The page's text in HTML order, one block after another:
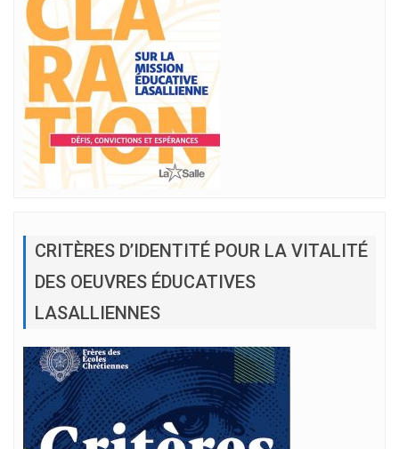
CRITÈRES D’IDENTITÉ POUR LA VITALITÉ
DES OEUVRES ÉDUCATIVES
LASALLIENNES